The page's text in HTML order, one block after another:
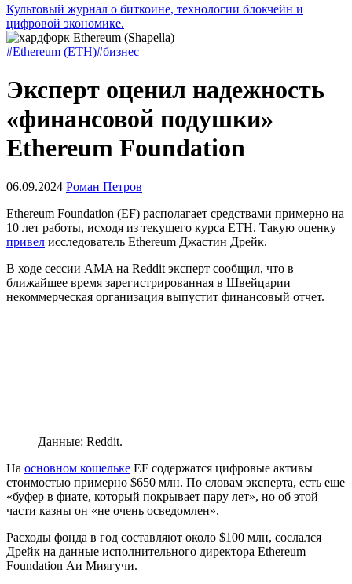
Культовый журнал о биткоине, технологии блокчейн и
цифровой экономике.
#Ethereum (ETH)#бизнес
Эксперт оценил надежность
«финансовой подушки»
Ethereum Foundation
06.09.2024 Роман Петров
Ethereum Foundation (EF) располагает средствами примерно на
10 лет работы, исходя из текущего курса ETH. Такую оценку
привел исследователь Ethereum Джастин Дрейк.
В ходе сессии AMA на Reddit эксперт сообщил, что в
ближайшее время зарегистрированная в Швейцарии
некоммерческая организация выпустит финансовый отчет.
Данные: Reddit.
На основном кошельке EF содержатся цифровые активы
стоимостью примерно $650 млн. По словам эксперта, есть еще
«буфер в фиате, который покрывает пару лет», но об этой
части казны он «не очень осведомлен».
Расходы фонда в год составляют около $100 млн, сослался
Дрейк на данные исполнительного директора Ethereum
Foundation Аи Миягучи.